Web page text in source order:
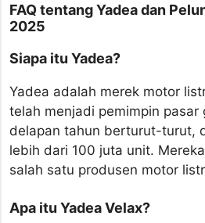
FAQ tentang Yadea dan
2025
Siapa itu Yadea?
Yadea adalah merek motor
telah menjadi pemimpin pasar
delapan tahun berturut-turut,
lebih dari 100 juta unit.
salah satu produsen motor
Apa itu Yadea Velax?